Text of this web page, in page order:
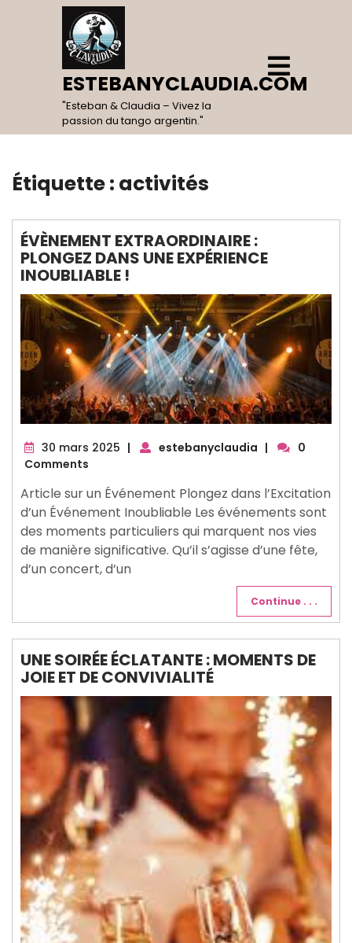
ESTEBANYCLAUDIA.COM
"Esteban & Claudia – Vivez la
passion du tango argentin."
Open
Menu
Étiquette : activités
ÉVÈNEMENT EXTRAORDINAIRE :
PLONGEZ DANS UNE EXPÉRIENCE
INOUBLIABLE !
30 mars 2025 30
| estebanyclaudia |
0
Comments
Article sur un Événement Plongez dans l’Excitation
d’un Événement Inoubliable Les événements sont
des moments particuliers qui marquent nos vies
de manière significative. Qu’il s’agisse d’une fête,
d’un concert, d’un
Continue . . .
UNE SOIRÉE ÉCLATANTE : MOMENTS DE
JOIE ET DE CONVIVIALITÉ